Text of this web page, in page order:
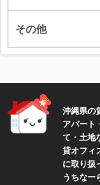
その他
沖縄県の
アパート
て・土地
貸オフィ
に取り扱
うちなー